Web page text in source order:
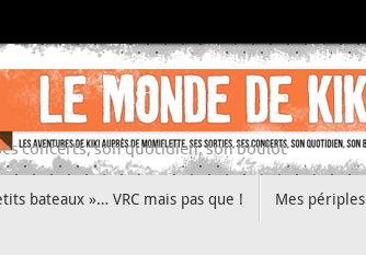
concerts, son quotidien, son boulot
bateaux »… VRC mais pas que ! Mes périples